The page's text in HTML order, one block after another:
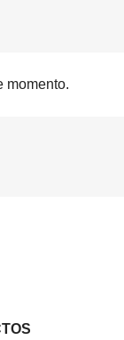
momento.